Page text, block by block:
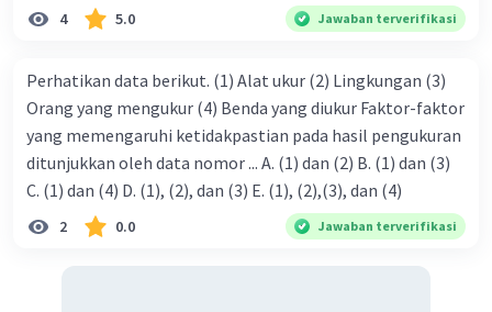
4 5.0 Jawaban terverifikasi
Perhatikan data berikut. (1) Alat ukur (2) Lingkungan (3)
Orang yang mengukur (4) Benda yang diukur Faktor-faktor
yang memengaruhi ketidakpastian pada hasil pengukuran
ditunjukkan oleh data nomor ... A. (1) dan (2) B. (1) dan (3)
C. (1) dan (4) D. (1), (2), dan (3) E. (1), (2),(3), dan (4)
2 0.0 Jawaban terverifikasi